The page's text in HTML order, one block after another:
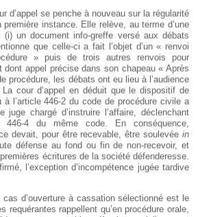
d’appel se penche à nouveau sur la régularité
instance. Elle relève, au terme d’une
(i) un document info-greffe versé aux débats
que celle-ci a fait l’objet d’un « renvoi
» puis de trois autres renvois pour
appel précise dans son chapeau « Après
procédure, les débats ont eu lieu à l’audience
cour d’appel en déduit que le dispositif de
l’article 446-2 du code de procédure civile a
chargé d’instruire l’affaire, déclenchant
446-4 du même code. En conséquence,
devait, pour être recevable, être soulevée in
défense au fond ou fin de non-recevoir, et
écritures de la société défenderesse.
l’exception d’incompétence jugée tardive
d’ouverture à cassation sélectionné est le
requérantes rappellent qu’en procédure orale,